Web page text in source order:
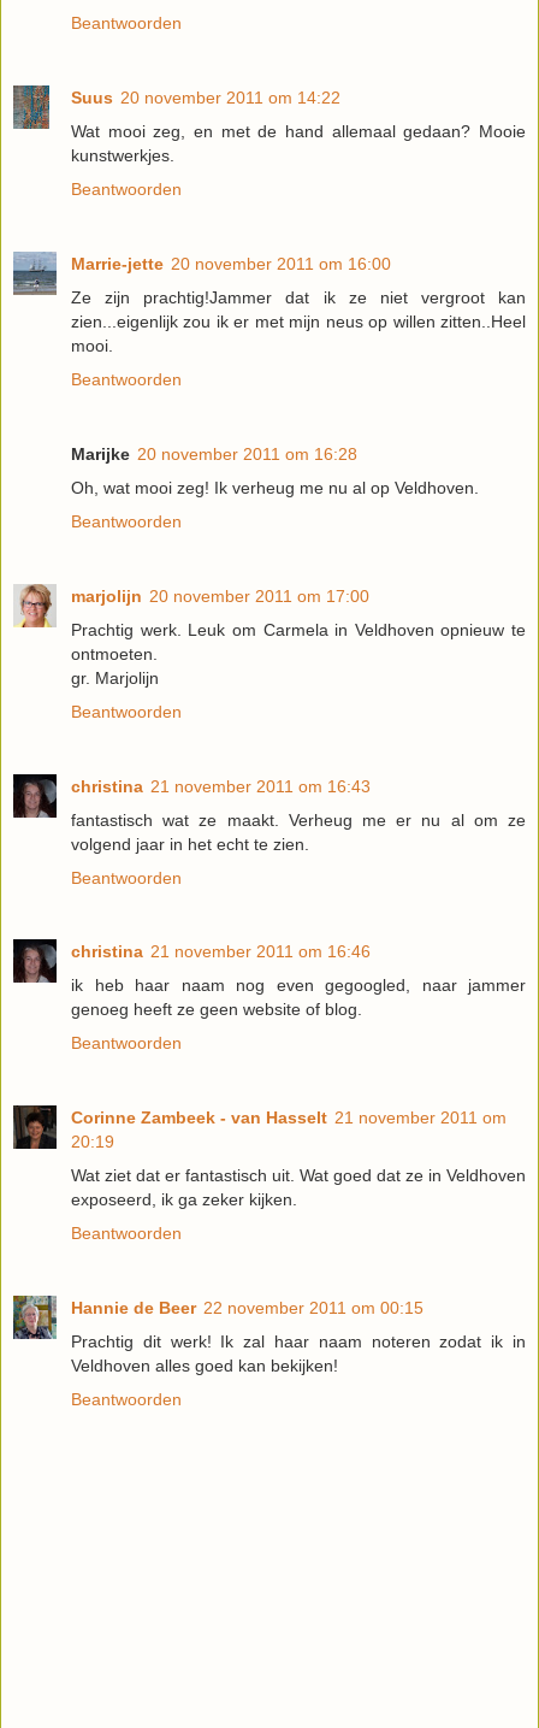
Beantwoorden
Suus 20 november 2011 om 14:22
Wat mooi zeg, en met de hand allemaal gedaan? Mooie
kunstwerkjes.
Beantwoorden
Marrie-jette 20 november 2011 om 16:00
Ze zijn prachtig!Jammer dat ik ze niet vergroot kan
zien...eigenlijk zou ik er met mijn neus op willen zitten..Heel
mooi.
Beantwoorden
Marijke 20 november 2011 om 16:28
Oh, wat mooi zeg! Ik verheug me nu al op Veldhoven.
Beantwoorden
marjolijn 20 november 2011 om 17:00
Prachtig werk. Leuk om Carmela in Veldhoven opnieuw te
ontmoeten.
gr. Marjolijn
Beantwoorden
christina 21 november 2011 om 16:43
fantastisch wat ze maakt. Verheug me er nu al om ze
volgend jaar in het echt te zien.
Beantwoorden
christina 21 november 2011 om 16:46
ik heb haar naam nog even gegoogled, naar jammer
genoeg heeft ze geen website of blog.
Beantwoorden
Corinne Zambeek - van Hasselt 21 november 2011 om
20:19
Wat ziet dat er fantastisch uit. Wat goed dat ze in Veldhoven
exposeerd, ik ga zeker kijken.
Beantwoorden
Hannie de Beer 22 november 2011 om 00:15
Prachtig dit werk! Ik zal haar naam noteren zodat ik in
Veldhoven alles goed kan bekijken!
Beantwoorden